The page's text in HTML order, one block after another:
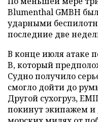
Blumenthal GMBH
ударными
последние две
В конце июля атаке
B, который
Судно получило
смогло дойти до
Другой сухогруз,
покинут экипажем и